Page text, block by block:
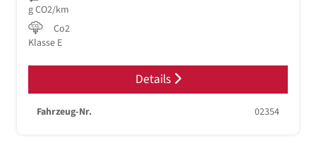
g CO2/km
Co2
Klasse E
Details
Fahrzeug-Nr. 02354